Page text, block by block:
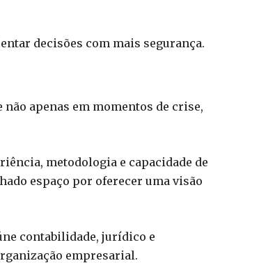
decisões com mais segurança.
apenas em momentos de crise,
metodologia e capacidade de
espaço por oferecer uma visão
contabilidade, jurídico e
empresarial.